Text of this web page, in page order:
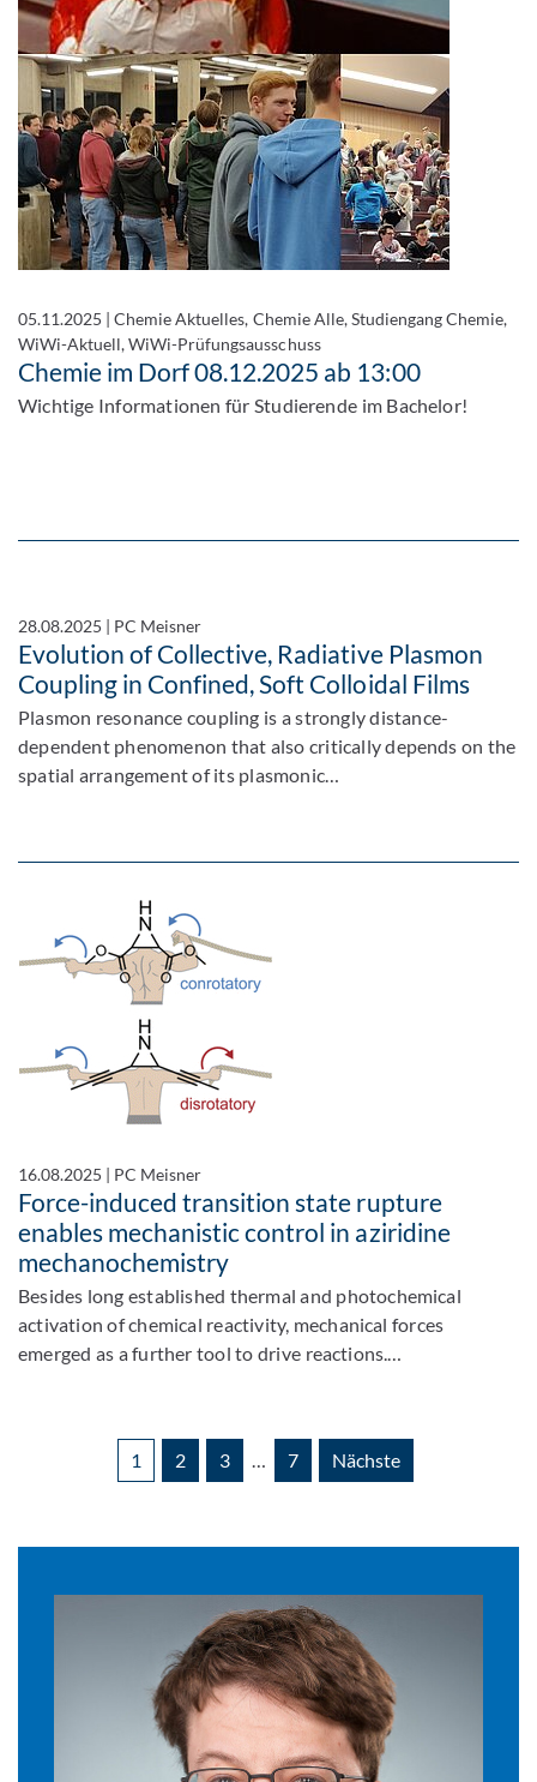
05.11.2025 |Chemie Aktuelles, Chemie Alle, Studiengang Chemie,
WiWi-Aktuell, WiWi-Prüfungsausschuss
Chemie im Dorf 08.12.2025 ab 13:00
Wichtige Informationen für Studierende im Bachelor!
28.08.2025 | PC Meisner
Evolution of Collective, Radiative Plasmon
Coupling in Confined, Soft Colloidal Films
Plasmon resonance coupling is a strongly distance-
dependent phenomenon that also critically depends on the
spatial arrangement of its plasmonic…
16.08.2025 | PC Meisner
Force-induced transition state rupture
enables mechanistic control in aziridine
mechanochemistry
Besides long established thermal and photochemical
activation of chemical reactivity, mechanical forces
emerged as a further tool to drive reactions.…
1 2 3 … 7 Nächste